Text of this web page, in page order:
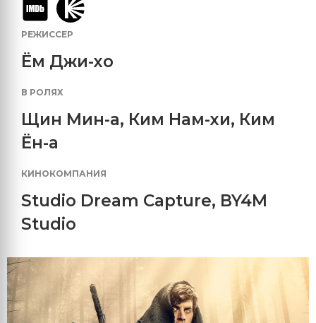
РЕЖИССЕР
Ём Джи-хо
В РОЛЯХ
Щин Мин-а, Ким Нам-хи, Ким
Ён-а
КИНОКОМПАНИЯ
Studio Dream Capture, BY4M
Studio